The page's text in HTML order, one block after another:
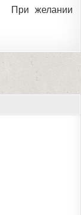
При желании